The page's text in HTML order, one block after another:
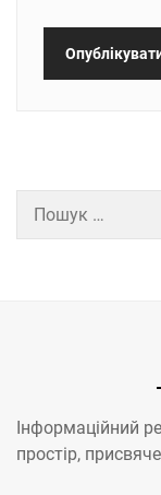
Інформаційний
простір,